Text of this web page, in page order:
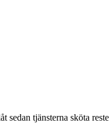
tjänsterna sköta